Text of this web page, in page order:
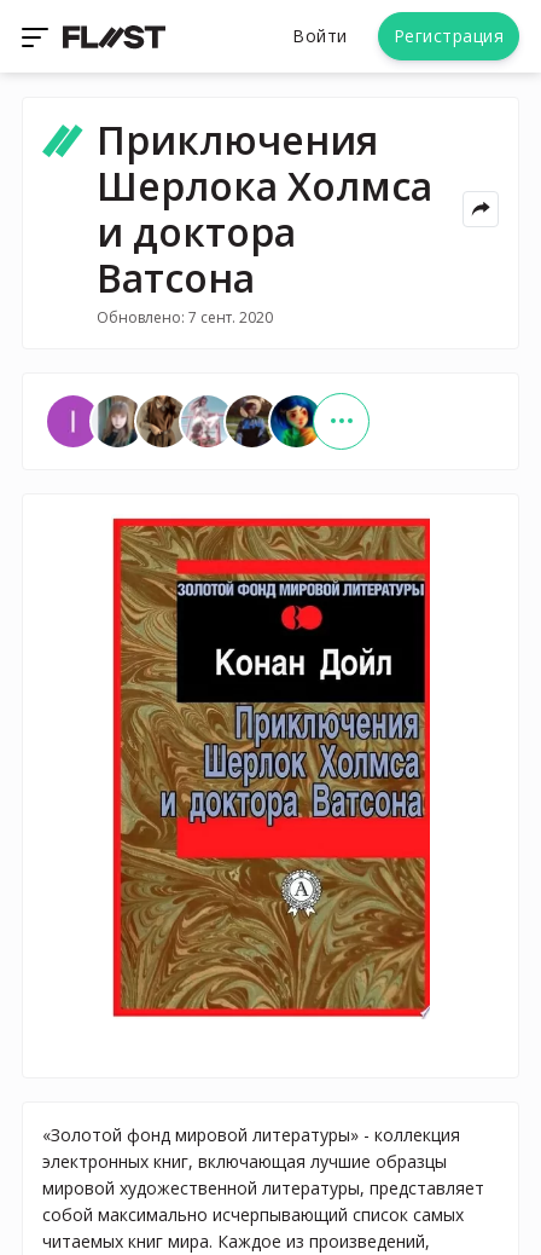
Войти Регистрация
Приключения
Шерлока Холмса
и доктора
Ватсона
Обновлено: 7 сент. 2020
«Золотой фонд мировой литературы» - коллекция
электронных книг, включающая лучшие образцы
мировой художественной литературы, представляет
собой максимально исчерпывающий список самых
читаемых книг мира. Каждое из произведений,